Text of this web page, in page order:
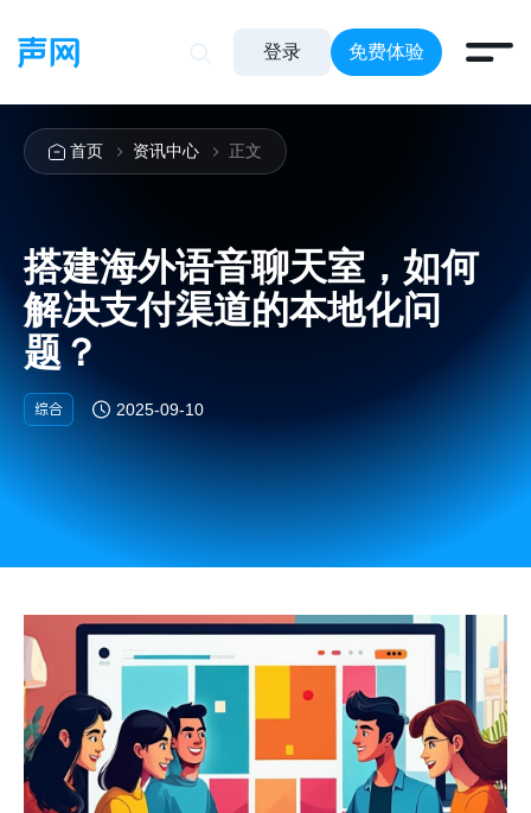
登录 免费体验
首页 资讯中心 正文
搭建海外语音聊天室，如何
解决支付渠道的本地化问
题？
综合 2025-09-10